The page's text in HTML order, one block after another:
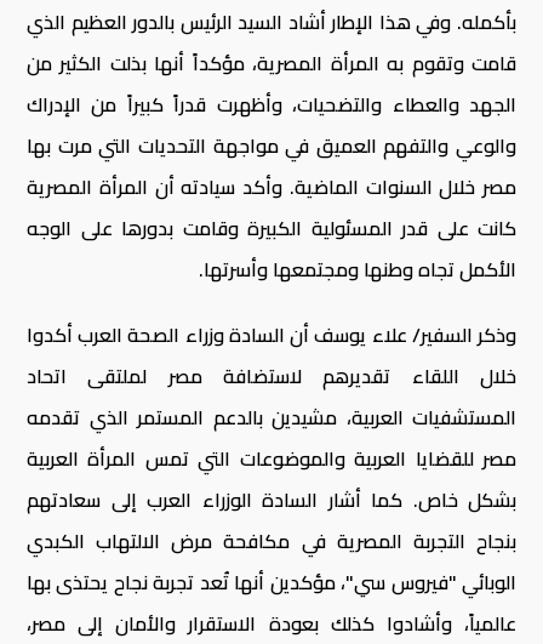
بأكمله. وفي هذا الإطار أشاد السيد الرئيس بالدور العظيم الذي
قامت وتقوم به المرأة المصرية، مؤكداً أنها بذلت الكثير من
الجهد والعطاء والتضحيات، وأظهرت قدراً كبيراً من الإدراك
والوعي والتفهم العميق في مواجهة التحديات التي مرت بها
مصر خلال السنوات الماضية. وأكد سيادته أن المرأة المصرية
كانت على قدر المسئولية الكبيرة وقامت بدورها على الوجه
الأكمل تجاه وطنها ومجتمعها وأسرتها.
وذكر السفير/ علاء يوسف أن السادة وزراء الصحة العرب أكدوا
خلال اللقاء تقديرهم لاستضافة مصر لملتقى اتحاد
المستشفيات العربية، مشيدين بالدعم المستمر الذي تقدمه
مصر للقضايا العربية والموضوعات التي تمس المرأة العربية
بشكل خاص. كما أشار السادة الوزراء العرب إلى سعادتهم
بنجاح التجربة المصرية في مكافحة مرض الالتهاب الكبدي
الوبائي "فيروس سي"، مؤكدين أنها تُعد تجربة نجاح يحتذى بها
عالمياً، وأشادوا كذلك بعودة الاستقرار والأمان إلى مصر،